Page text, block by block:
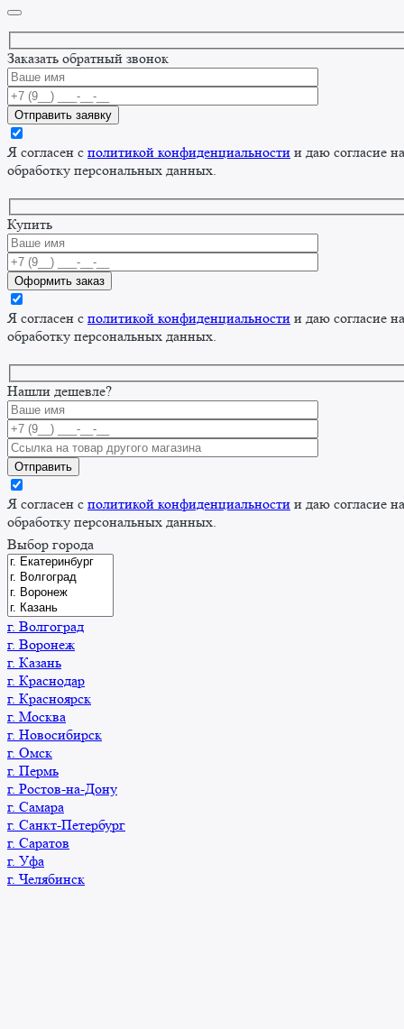
Заказать обратный звонок
Я согласен с политикой конфиденциальности и даю согласие на
обработку персональных данных.
Купить
Я согласен с политикой конфиденциальности и даю согласие на
обработку персональных данных.
Нашли дешевле?
Я согласен с политикой конфиденциальности и даю согласие на
обработку персональных данных.
Выбор города
г. Волгоград
г. Воронеж
г. Казань
г. Краснодар
г. Красноярск
г. Москва
г. Новосибирск
г. Омск
г. Пермь
г. Ростов-на-Дону
г. Самара
г. Санкт-Петербург
г. Саратов
г. Уфа
г. Челябинск